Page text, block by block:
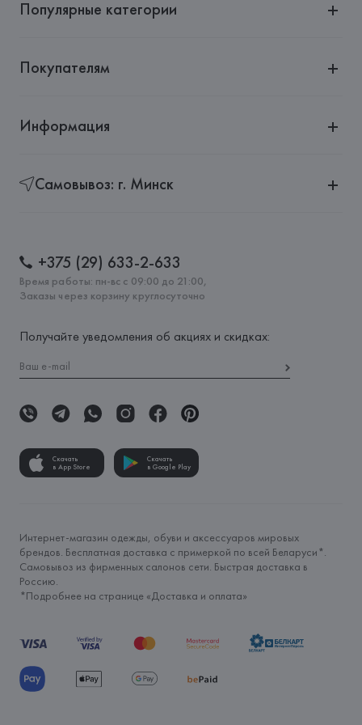
Популярные категории
Покупателям
Информация
Самовывоз: г. Минск
+375 (29) 633-2-633
Время работы: пн-вс с 09:00 до 21:00,
Заказы через корзину круглосуточно
Получайте уведомления об акциях и скидках:
Скачать
в App Store
Скачать
в Google Play
Интернет-магазин одежды, обуви и аксессуаров мировых
брендов. Бесплатная доставка с примеркой по всей Беларуси*.
Самовывоз из фирменных салонов сети. Быстрая доставка в
Россию.
*Подробнее на странице «Доставка и оплата»